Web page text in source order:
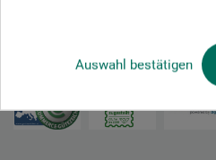
Auswahl bestätigen
Ausgezeichnet sicher